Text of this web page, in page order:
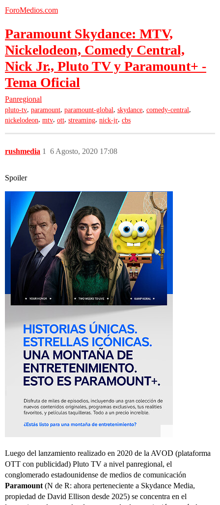
ForoMedios.com
Paramount Skydance: MTV,
Nickelodeon, Comedy Central,
Nick Jr., Pluto TV y Paramount+ -
Tema Oficial
Panregional
pluto-tv, paramount, paramount-global, skydance, comedy-central,
nickelodeon, mtv, ott, streaming, nick-jr, cbs
rushmedia 6 Agosto, 2020 17:08
1
Spoiler
Luego del lanzamiento realizado en 2020 de la AVOD (plataforma
OTT con publicidad) Pluto TV a nivel panregional, el
conglomerado estadounidense de medios de comunicación
Paramount (N de R: ahora perteneciente a Skydance Media,
propiedad de David Ellison desde 2025) se concentra en el